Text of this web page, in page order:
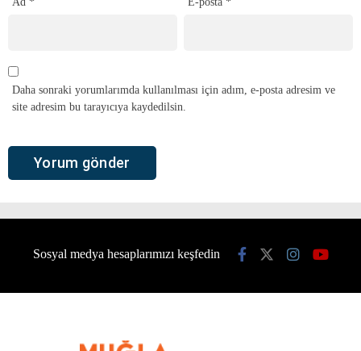
Daha sonraki yorumlarımda kullanılması için adım, e-posta adresim ve
site adresim bu tarayıcıya kaydedilsin.
Sosyal medya hesaplarımızı keşfedin